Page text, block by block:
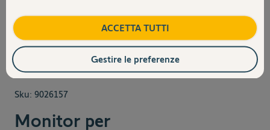
View larger imageView larger imageView larger image
Sku: 9026157
Monitor per
ACCETTA TUTTI
Gestire le preferenze